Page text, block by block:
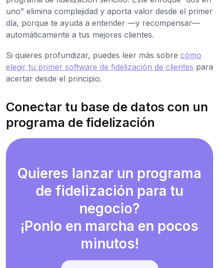
uno” elimina complejidad y aporta valor desde el primer
día, porque te ayuda a entender —y recompensar—
automáticamente a tus mejores clientes.
Si quieres profundizar, puedes leer más sobre cómo
elegir tu primer software de fidelización de clientes para
acertar desde el principio.
Conectar tu base de datos con un
programa de fidelización
Quieres lanzar un programa
de fidelización para tu
negocio?
¡Ponlo en marcha en pocos
minutos!